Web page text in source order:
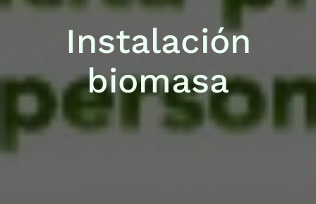
Instalación
biomasa